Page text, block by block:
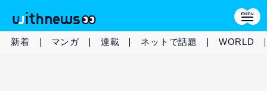
新着 マンガ 連載 ネットで話題 WORLD